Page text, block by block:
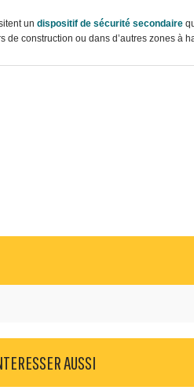
un dispositif de sécurité secondaire
de construction ou dans d’autres zones à
AUSSI